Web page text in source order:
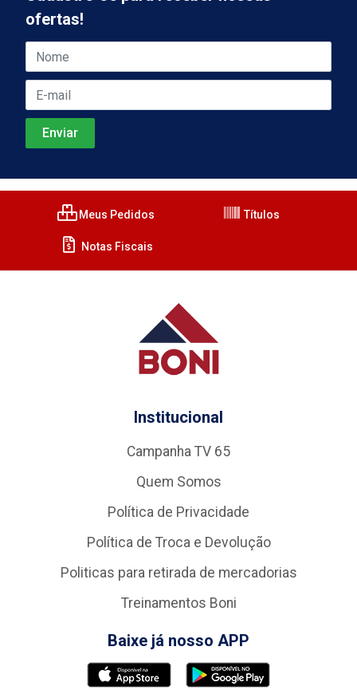
ofertas!
Meus Pedidos Títulos
Notas Fiscais
Institucional
Campanha TV 65
Quem Somos
Política de Privacidade
Política de Troca e Devolução
Politicas para retirada de mercadorias
Treinamentos Boni
Baixe já nosso APP